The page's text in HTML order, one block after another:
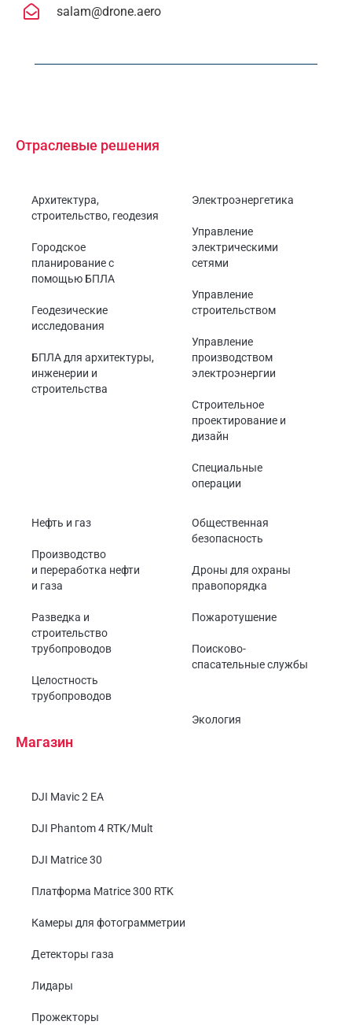
salam@drone.aero
Отраслевые решения
Архитектура,
строительство, геодезия
Городское
планирование с
помощью БПЛА
Геодезические
исследования
БПЛА для архитектуры,
инженерии и
строительства
Электроэнергетика
Управление
электрическими
сетями
Управление
строительством
Управление
производством
электроэнергии
Строительное
проектирование и
дизайн
Специальные
операции
Нефть и газ
Производство
и переработка нефти
и газа
Разведка и
строительство
трубопроводов
Целостность
трубопроводов
Общественная
безопасность
Дроны для охраны
правопорядка
Пожаротушение
Поисково-
спасательные службы
Экология
Магазин
DJI Mavic 2 EA
DJI Phantom 4 RTK/Mult
DJI Matrice 30
Платформа Matrice 300 RTK
Камеры для фотограмметрии
Детекторы газа
Лидары
Прожекторы